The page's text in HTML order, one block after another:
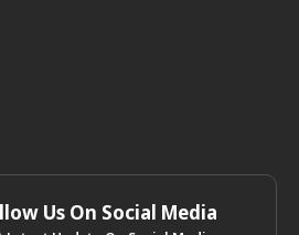
Us On Social Media